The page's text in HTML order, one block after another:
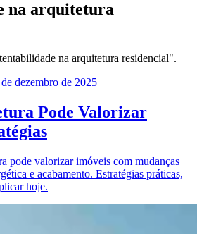
na arquitetura
na arquitetura residencial".
dezembro de 2025
Pode Valorizar
pode valorizar imóveis com mudanças
e acabamento. Estratégias práticas,
hoje.